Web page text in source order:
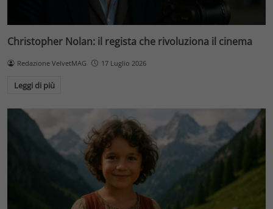
Christopher Nolan: il regista che rivoluziona il cinema
Redazione VelvetMAG 17 Luglio 2026
Leggi di più